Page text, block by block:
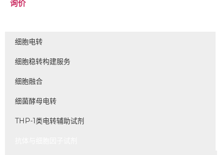
询价
细胞电转
细胞稳转构建服务
细胞融合
细菌酵母电转
THP-1类电转辅助试剂